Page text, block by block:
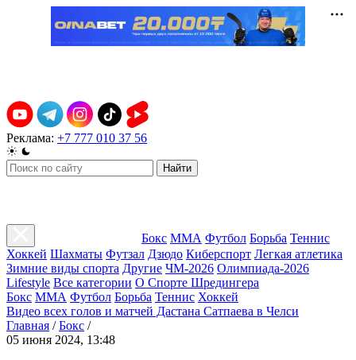
Реклама: +7 777 010 37 56
Найти
Бокс ММА Футбол Борьба Теннис
Хоккей Шахматы Футзал Дзюдо Киберспорт Легкая атлетика
Зимние виды спорта Другие ЧМ-2026 Олимпиада-2026
Lifestyle Все категории О Спорте Шредингера
Бокс ММА Футбол Борьба Теннис Хоккей
Видео всех голов и матчей Дастана Сатпаева в Челси
Главная / Бокс /
05 июня 2024, 13:48